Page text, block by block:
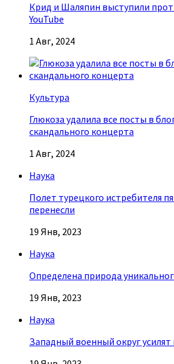
Крид и Шаляпин выступили
YouTube
1 Авг, 2024
Культура
Глюкоза удалила все посты в
скандального концерта
1 Авг, 2024
Наука
Полет турецкого истребителя
перенесли
19 Янв, 2023
Наука
Определена природа
19 Янв, 2023
Наука
Западный военный округ